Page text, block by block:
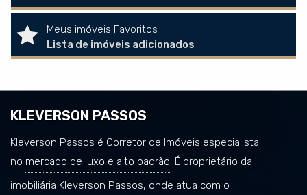
Meus imóveis Favoritos
Lista de imóveis adicionados
KLEVERSON PASSOS
Kleverson Passos é Corretor de Imóveis especialista
no mercado de luxo e alto padrão. É proprietário da
imobiliária Kleverson Passos, onde atua com o